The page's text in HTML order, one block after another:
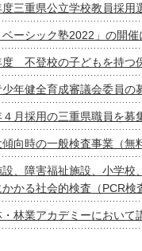
三重県公立学校教員採用
ベーシック塾2022」の開
度 不登校の子どもを持つ
少年健全育成審議会委員の
月採用の三重県職員を募
向時の一般検査事業（無
、障害福祉施設、小学校
かる社会的検査（PCR検
林業アカデミーにおいて